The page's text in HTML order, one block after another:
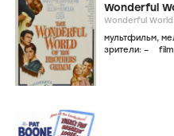
Wonderful
мультфильм,
зрители: –